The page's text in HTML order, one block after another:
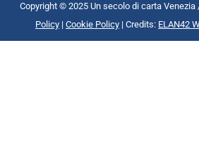
Copyright © 2025 Un secolo di carta Venezia
Policy | Cookie Policy | Credits: ELAN42